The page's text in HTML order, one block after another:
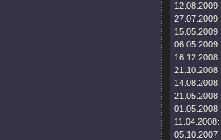
12.08.2009:
27.07.2009:
15.05.2009:
06.05.2009:
16.12.2008:
21.10.2008:
14.08.2008:
21.05.2008:
01.05.2008:
11.04.2008:
05.10.2007: